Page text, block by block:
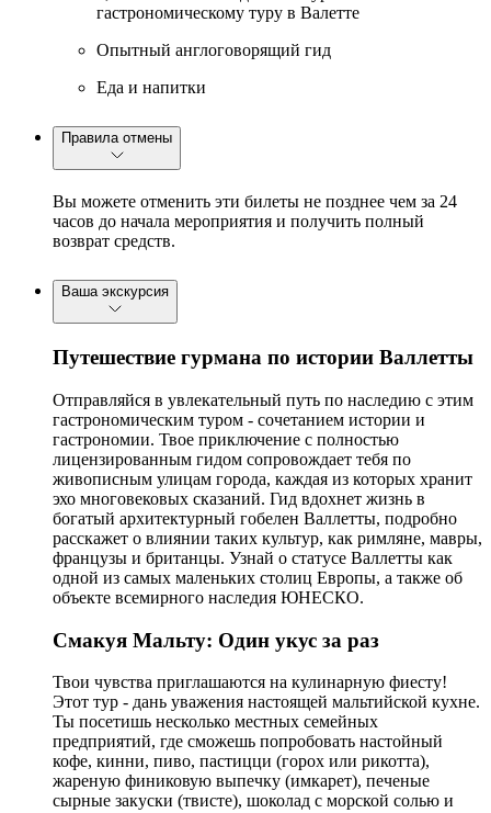
гастрономическому туру в Валетте
Опытный англоговорящий гид
Еда и напитки
Правила отмены
Вы можете отменить эти билеты не позднее чем за 24
часов до начала мероприятия и получить полный
возврат средств.
Ваша экскурсия
Путешествие гурмана по истории Валлетты
Отправляйся в увлекательный путь по наследию с этим
гастрономическим туром - сочетанием истории и
гастрономии. Твое приключение с полностью
лицензированным гидом сопровождает тебя по
живописным улицам города, каждая из которых хранит
эхо многовековых сказаний. Гид вдохнет жизнь в
богатый архитектурный гобелен Валлетты, подробно
расскажет о влиянии таких культур, как римляне, мавры,
французы и британцы. Узнай о статусе Валлетты как
одной из самых маленьких столиц Европы, а также об
объекте всемирного наследия ЮНЕСКО.
Смакуя Мальту: Один укус за раз
Твои чувства приглашаются на кулинарную фиесту!
Этот тур - дань уважения настоящей мальтийской кухне.
Ты посетишь несколько местных семейных
предприятий, где сможешь попробовать настойный
кофе, кинни, пиво, пастицци (горох или рикотта),
жареную финиковую выпечку (имкарет), печеные
сырные закуски (твисте), шоколад с морской солью и